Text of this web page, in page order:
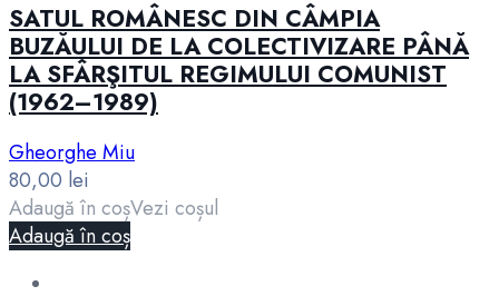
SATUL ROMÂNESC DIN CÂMPIA
BUZĂULUI DE LA COLECTIVIZARE PÂNĂ
LA SFÂRŞITUL REGIMULUI COMUNIST
(1962–1989)
Gheorghe Miu
80,00 lei
Adaugă în coșVezi coșul
Adaugă în coș